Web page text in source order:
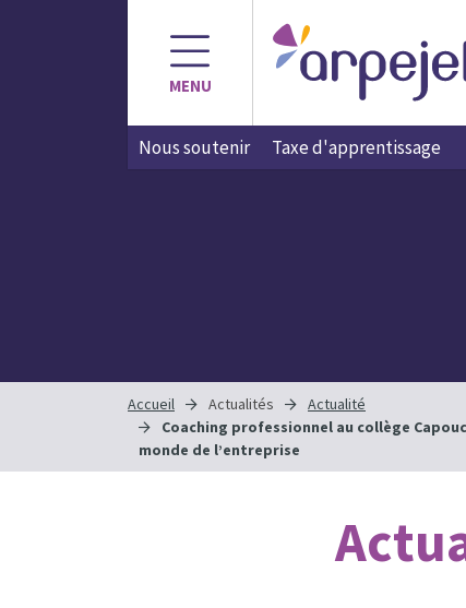
MENU
Nous soutenir Taxe d'apprentissage
Accueil Actualités
Actualité
Coaching professionnel au collège
monde de l’entreprise